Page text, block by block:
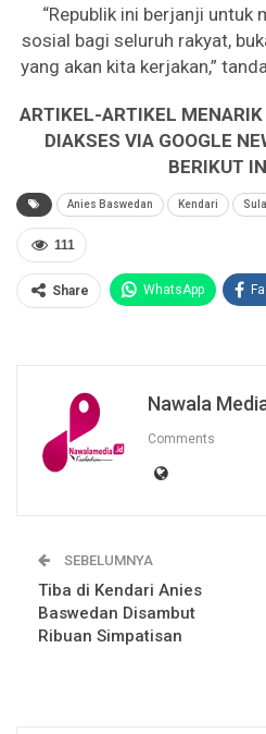
“Republik ini berjanji untuk
sosial bagi seluruh rakyat,
yang akan kita kerjakan,”
ARTIKEL-ARTIKEL
DIAKSES VIA GOOGLE
BERIKUT
Anies Baswedan Kendari
111
Share WhatsApp
Nawala
Comments
SEBELUMNYA
Tiba di Kendari Anies
Baswedan Disambut
Ribuan Simpatisan